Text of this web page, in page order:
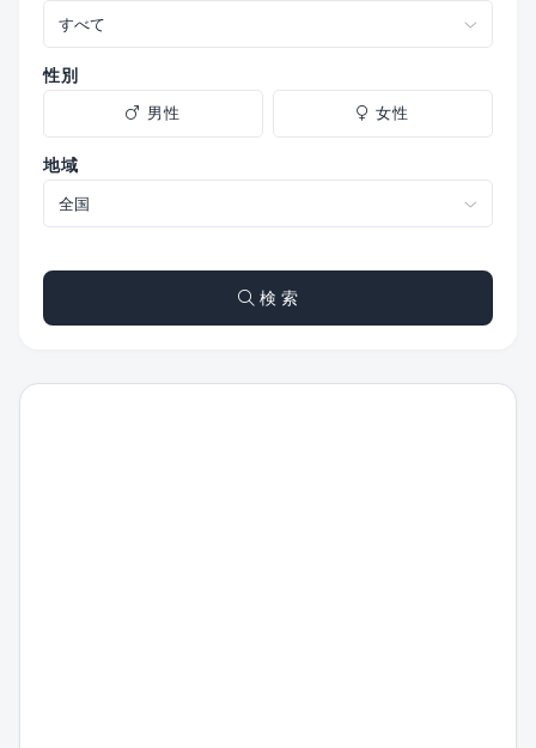
性別
男性 女性
地域
検 索